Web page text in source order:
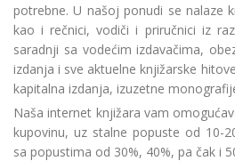
potrebne. U našoj ponudi se nalaze
kao i rečnici, vodiči i priručnici iz
saradnji sa vodećim izdavačima,
izdanja i sve aktuelne knjižarske
kapitalna izdanja, izuzetne
Naša internet knjižara vam
kupovinu, uz stalne popuste od 10-
sa popustima od 30%, 40%, pa čak i